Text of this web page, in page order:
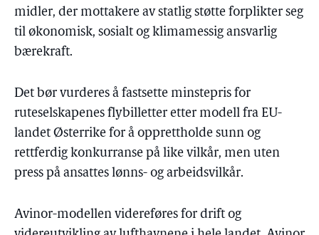
midler, der mottakere av statlig støtte forplikter seg
til økonomisk, sosialt og klimamessig ansvarlig
bærekraft.
Det bør vurderes å fastsette minstepris for
ruteselskapenes flybilletter etter modell fra EU-
landet Østerrike for å opprettholde sunn og
rettferdig konkurranse på like vilkår, men uten
press på ansattes lønns- og arbeidsvilkår.
Avinor-modellen videreføres for drift og